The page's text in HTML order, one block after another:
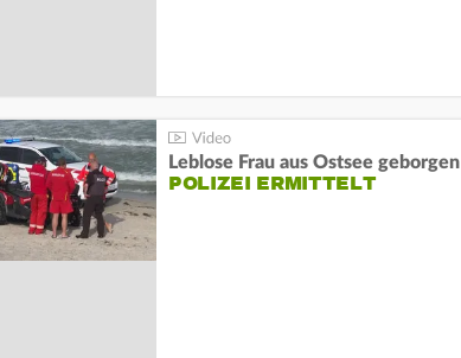
Leblose Frau aus Ostsee geborgen
POLIZEI ERMITTELT